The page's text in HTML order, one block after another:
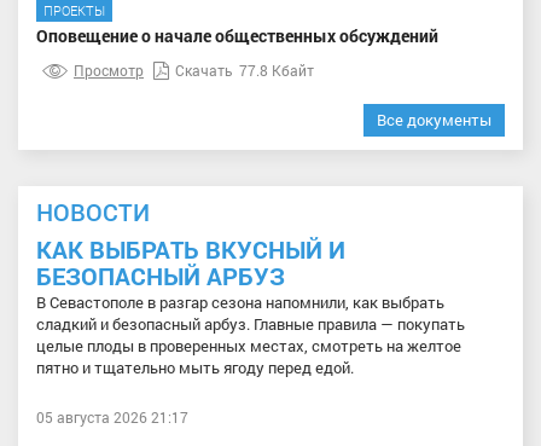
ПРОЕКТЫ
Оповещение о начале общественных обсуждений
Просмотр Скачать 77.8 Кбайт
Все документы
НОВОСТИ
КАК ВЫБРАТЬ ВКУСНЫЙ И
БЕЗОПАСНЫЙ АРБУЗ
В Севастополе в разгар сезона напомнили, как выбрать
сладкий и безопасный арбуз. Главные правила — покупать
целые плоды в проверенных местах, смотреть на желтое
пятно и тщательно мыть ягоду перед едой.
05 августа 2026 21:17